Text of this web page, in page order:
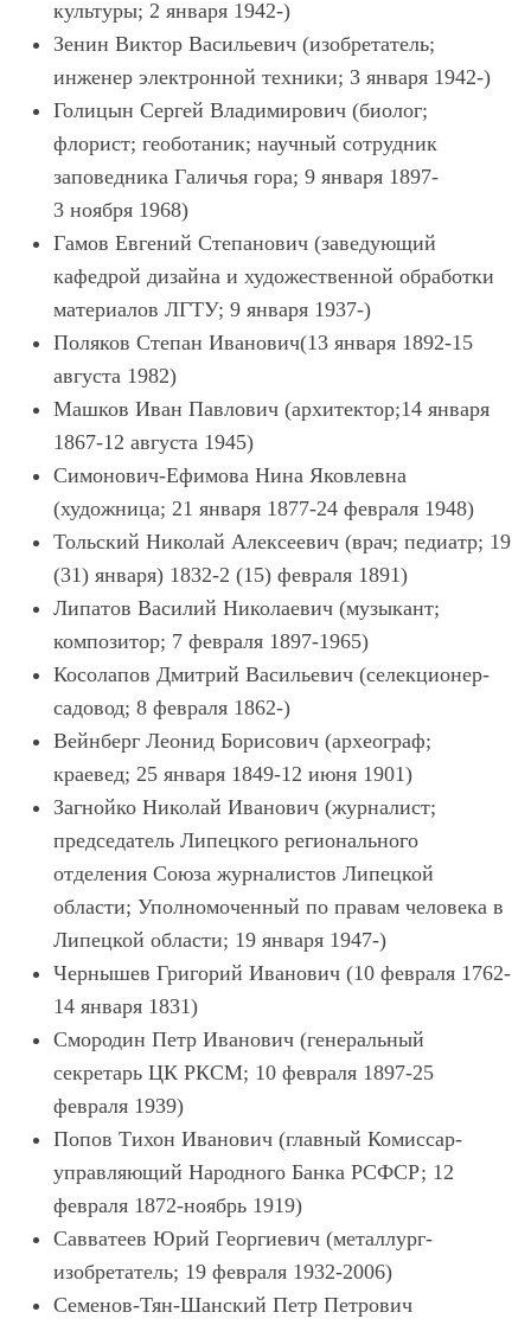
культуры; 2 января 1942-)
Зенин Виктор Васильевич (изобретатель;
инженер электронной техники; 3 января 1942-)
Голицын Сергей Владимирович (биолог;
флорист; геоботаник; научный сотрудник
заповедника Галичья гора; 9 января 1897-
3 ноября 1968)
Гамов Евгений Степанович (заведующий
кафедрой дизайна и художественной обработки
материалов ЛГТУ; 9 января 1937-)
Поляков Степан Иванович(13 января 1892-15
августа 1982)
Машков Иван Павлович (архитектор;14 января
1867-12 августа 1945)
Симонович-Ефимова Нина Яковлевна
(художница; 21 января 1877-24 февраля 1948)
Тольский Николай Алексеевич (врач; педиатр; 19
(31) января) 1832-2 (15) февраля 1891)
Липатов Василий Николаевич (музыкант;
композитор; 7 февраля 1897-1965)
Косолапов Дмитрий Васильевич (селекционер-
садовод; 8 февраля 1862-)
Вейнберг Леонид Борисович (археограф;
краевед; 25 января 1849-12 июня 1901)
Загнойко Николай Иванович (журналист;
председатель Липецкого регионального
отделения Союза журналистов Липецкой
области; Уполномоченный по правам человека в
Липецкой области; 19 января 1947-)
Чернышев Григорий Иванович (10 февраля 1762-
14 января 1831)
Смородин Петр Иванович (генеральный
секретарь ЦК РКСМ; 10 февраля 1897-25
февраля 1939)
Попов Тихон Иванович (главный Комиссар-
управляющий Народного Банка РСФСР; 12
февраля 1872-ноябрь 1919)
Савватеев Юрий Георгиевич (металлург-
изобретатель; 19 февраля 1932-2006)
Семенов-Тян-Шанский Петр Петрович